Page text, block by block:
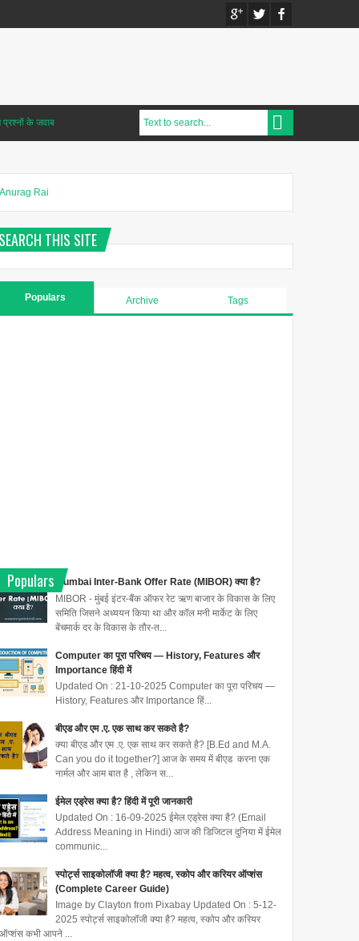
के जवाब
Anurag Rai
SEARCH THIS SITE
Populars Archive Tags
Populars
Mumbai Inter-Bank Offer Rate (MIBOR) क्या है?
MIBOR - मुंबई इंटर-बैंक ऑफर रेट ऋण बाजार के विकास के लिए
समिति जिसने अध्ययन किया था और कॉल मनी मार्केट के लिए
बेंचमार्क दर के विकास के तौर-त...
Computer का पूरा परिचय — History, Features और
Importance हिंदी में
Updated On : 21-10-2025 Computer का पूरा परिचय —
History, Features और Importance हिं...
बीएड और एम .ए. एक साथ कर सकते है?
क्या बीएड और एम .ए. एक साथ कर सकते है? [B.Ed and M.A.
Can you do it together?] आज के समय में बीएड करना एक
नार्मल और आम बात है , लेकिन स...
ईमेल एड्रेस क्या है? हिंदी में पूरी जानकारी
Updated On : 16-09-2025 ईमेल एड्रेस क्या है? (Email
Address Meaning in Hindi) आज की डिजिटल दुनिया में ईमेल
communic...
स्पोर्ट्स साइकोलॉजी क्या है? महत्व, स्कोप और करियर ऑप्शंस
(Complete Career Guide)
Image by Clayton from Pixabay Updated On : 5-12-
2025 स्पोर्ट्स साइकोलॉजी क्या है? महत्व, स्कोप और करियर
ऑप्शंस कभी आपने ...